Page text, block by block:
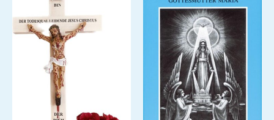
Varianten
auf.
Die
Optionen
können